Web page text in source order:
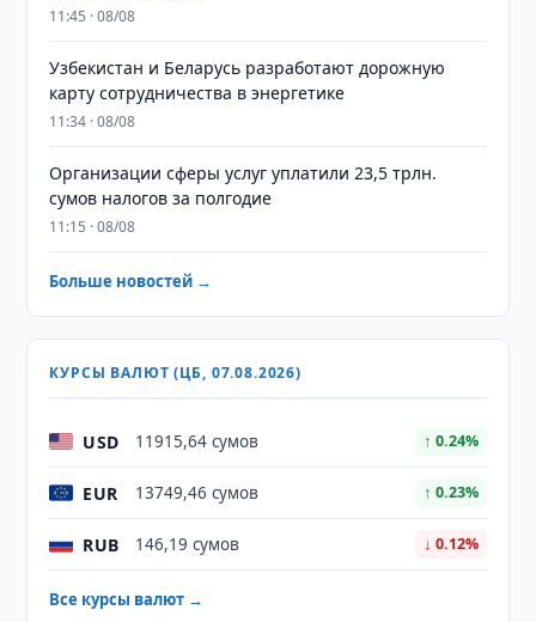
11:45 · 08/08
Узбекистан и Беларусь разработают дорожную
карту сотрудничества в энергетике
11:34 · 08/08
Организации сферы услуг уплатили 23,5 трлн.
сумов налогов за полгодие
11:15 · 08/08
Больше новостей →
КУРСЫ ВАЛЮТ (ЦБ, 07.08.2026)
USD 11915,64 сумов ↑ 0.24%
EUR 13749,46 сумов ↑ 0.23%
RUB 146,19 сумов ↓ 0.12%
Все курсы валют →